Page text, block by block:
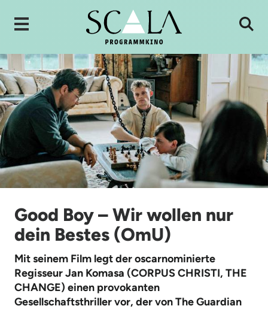
Good Boy – Wir wollen nur
dein Bestes (OmU)
Mit seinem Film legt der oscarnominierte
Regisseur Jan Komasa (CORPUS CHRISTI, THE
CHANGE) einen provokanten
Gesellschaftsthriller vor, der von The Guardian